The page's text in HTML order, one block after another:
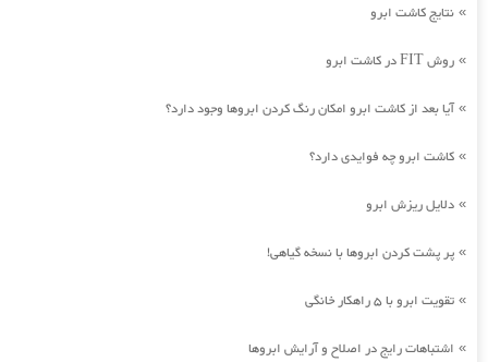
» نتایج کاشت ابرو
» روش FIT در کاشت ابرو
»آیا بعد از کاشت ابرو امکان رنگ کردن ابروها وجود دارد؟
» کاشت ابرو چه فوایدی دارد؟
» دلایل ریزش ابرو
» پر پشت کردن ابروها با نسخه گیاهی!
» تقویت ابرو با 5 راهکار خانگی
» اشتباهات رایج در اصلاح و آرایش ابروها